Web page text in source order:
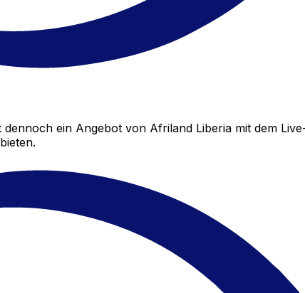
ein Angebot von Afriland Liberia mit dem